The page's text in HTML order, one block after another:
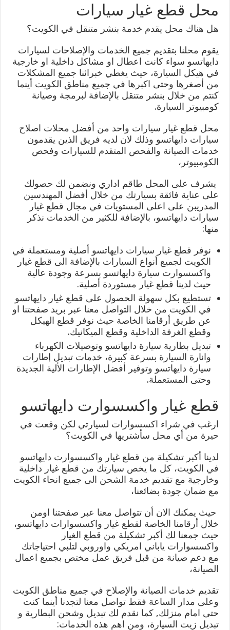
محل قطع غيار سيارات
هل هناك محل يقدم خدمة بنشر متنقل في الكويت؟
يقوم محلنا بتقديم جميع الخدمات والإصلاحات لسيارات
دايهاتسو سواء كانت اعطال او مشاكل داخلية او خارجية
في هيكل السيارة، حيث يغطي خبرائنا جميع المشكلات
من أصغرها وحتى اكبرها في جميع مناطق الكويت أينما
كنتم من خلال بنشر متنقل بالإضافة لبرمجة وصيانة
كومبيوتر السيارة.
محل قطع غيار سيارات واحد من أفضل محلات اصلاح
سيارات دايهاتسو وذلك لان لديه فريق الذين يقدمون
خدمات الصيانة والفحص المتقدم للسيارات وفحص
الكومبيوتر،
يشرف على المحل طاقم اداري ونضمن لك حصولك
على عناية فائقة بسيارتك من خلال أفضل المهندسين
المدريبن على اعلى المستويات في مجال قطع غيار
سيارات دايهاتسو، بالإضافة للكثير من الخدمات نذكر
منها:
نوفر قطع غيار سيارات دايهاتسو أصلية ومستعملة في
الكويت لجميع أنواع السيارات بالإضافة الى قطع غيار
واكسسوارت سيارة دايهاتسو بسرعة وجودة عالية
حيث لدينا قطع غيار مستوردة أصلية.
تستطيع بكل سهولة الحصول على قطع غيار دايهاتسو
في الكويت من خلال التواصل معنا عبر بريد صفحتنا او
عن طريق أرقامنا الخاصة حيث نوفر قطع الهيكل
وقطع الغرفة الداخلية وقطع الميكانيك.
تبديل بطارية سيارة دايهاتسو وتوصيلات الكهرباء
وانارة السيارة بسرعة كبيرة، خدمات تبديل إطارات
سيارة دايهاتسو وتوفير أفضل الإطارات الألية الجديدة
وحتى المستعملة.
قطع غيار واكسسوارت دايهاتسو
ارغب في شراء اكسسوارات لسيارتي لكن وقعت في
حيرة من أي محل سأشتريها في الكويت؟
لدينا أكبر تشكيلة من قطع غيار واكسسوارت دايهاتسو
في الكويت، كل ما يخص سيارتك من قطع غيار داخلية
وخارجية مع تقديم خدمة الشحن الى جميع انحاء الكويت
مع ضمان جودة بضائعنا،
حيث يمكنك الان أن تتواصل معنا عبر صفحتنا اومن
خلال أرقامنا الخاصة لقطع غيار واكسسوارات دايهاتسو،
حيث جمعنا لك أكبر تشكيلة من قطع الغيار
واكسسوارات ياباني امريكي واوروبي لتلبي احتياجاتك
مع دعم صيانة من قبل فريق عمل مختص بجميع اعمال
الصيانة،
تقديم خدمات الصيانة والإصلاح في جميع مناطق الكويت
وعلى مدار الساعة فقط تواصل معنا لتجدنا أينما كنت
حتى امام منزلك, كما نقدم لك تبديل وشحن البطارية و
تبديل زيت السيارة، ومن اهم هذه الخدمات: